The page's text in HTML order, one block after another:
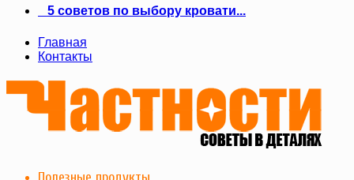
5 советов по выбору кровати...
Главная
Контакты